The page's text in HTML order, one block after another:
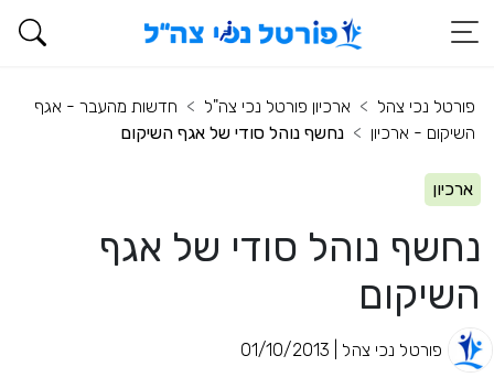
פורטל נכי צהל ארכיון פורטל נכי צה"ל
חדשות מהעבר - אגף
השיקום - ארכיון
נחשף נוהל סודי של אגף השיקום
ארכיון
נחשף נוהל סודי של אגף
השיקום
פורטל נכי צהל | 01/10/2013